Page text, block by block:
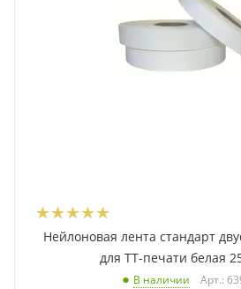
Нейлоновая лента стандарт
для ТТ-печати белая
В наличии Арт.: